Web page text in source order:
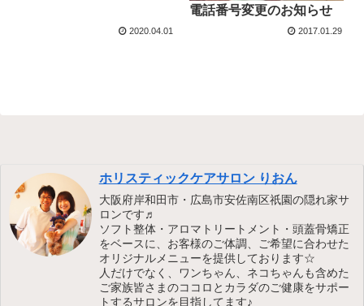
2020.04.01
電話番号変更のお知らせ
2017.01.29
ホリスティックケアサロン りおん
大阪府岸和田市・広島市安佐南区祇園の隠れ家サ
ロンです♬
ソフト整体・アロマトリートメント・頭蓋骨矯正
をベースに、お客様のご体調、ご希望に合わせた
オリジナルメニューを提供しております☆
人だけでなく、ワンちゃん、ネコちゃんも含めた
ご家族皆さまのココロとカラダのご健康をサポー
トするサロンを目指してます♪